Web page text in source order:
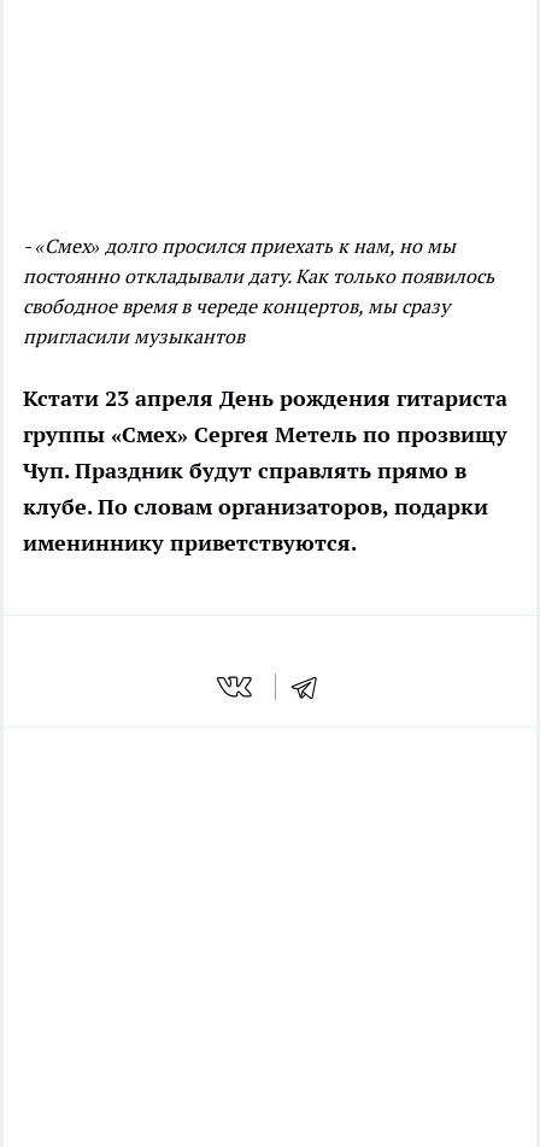
- «Смех» долго просился приехать к нам, но мы
постоянно откладывали дату. Как только появилось
свободное время в череде концертов, мы сразу
пригласили музыкантов
Кстати 23 апреля День рождения гитариста
группы «Смех» Сергея Метель по прозвищу
Чуп. Праздник будут справлять прямо в
клубе. По словам организаторов, подарки
имениннику приветствуются.